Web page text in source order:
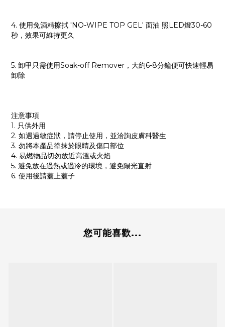
4. 使用免酒精擦拭 'NO-WIPE TOP GEL' 面油 照LED燈30-60
秒，效果可維持更久
5. 卸甲只需使用Soak-off Remover，大約6-8分鐘便可快速輕易
卸除
注意事項
1. 只供外用
2. 如遇過敏症狀，請停止使用，並洽詢皮膚科醫生
3. 勿將本產品塗抹於眼睛及傷口部位
4. 易燃物品切勿放近高溫或火焰
5. 避免放在過熱或過冷的環境，避免陽光直射
6. 使用後請蓋上蓋子
您可能喜歡...